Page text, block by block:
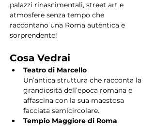
palazzi rinascimentali, street art e
atmosfere senza tempo che
raccontano una Roma autentica e
sorprendente!
Cosa Vedrai
Teatro di Marcello
Un’antica struttura che racconta la
grandiosità dell’epoca romana e
affascina con la sua maestosa
facciata semicircolare.
Tempio Maggiore di Roma